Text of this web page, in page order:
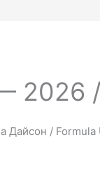
2026
Дайсон / Formula